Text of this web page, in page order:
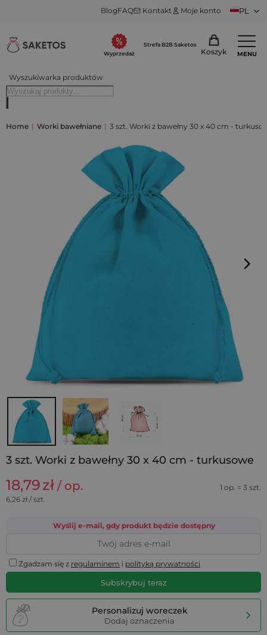
BlogFAQ Kontakt Moje konto PL
Wyszukiwarka produktów
Wyprzedaż
Strefa B2B Saketos
Koszyk MENU
Home | Worki bawełniane | 3 szt. Worki z bawełny 30 x 40 cm -
3 szt. Worki z bawełny 30 x 40 cm - turkusowe
18,79zł / op.
1 op. = 3 szt.
6,26 zł / szt.
Wyślij e-mail, gdy produkt będzie dostępny
Zgadzam się z regulaminem i polityką prywatności
Subskrybuj teraz
Personalizuj woreczek
Dodaj oznaczenia